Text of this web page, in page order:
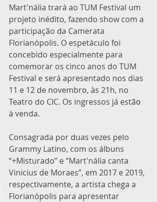
Mart'nália trará ao TUM Festival um
projeto inédito, fazendo show com a
participação da Camerata
Florianópolis. O espetáculo foi
concebido especialmente para
comemorar os cinco anos do TUM
Festival e será apresentado nos dias
11 e 12 de novembro, às 21h, no
Teatro do CIC. Os ingressos já estão
à venda.
Consagrada por duas vezes pelo
Grammy Latino, com os álbuns
“+Misturado” e “Mart'nália canta
Vinicius de Moraes”, em 2017 e 2019,
respectivamente, a artista chega a
Florianópolis para apresentar